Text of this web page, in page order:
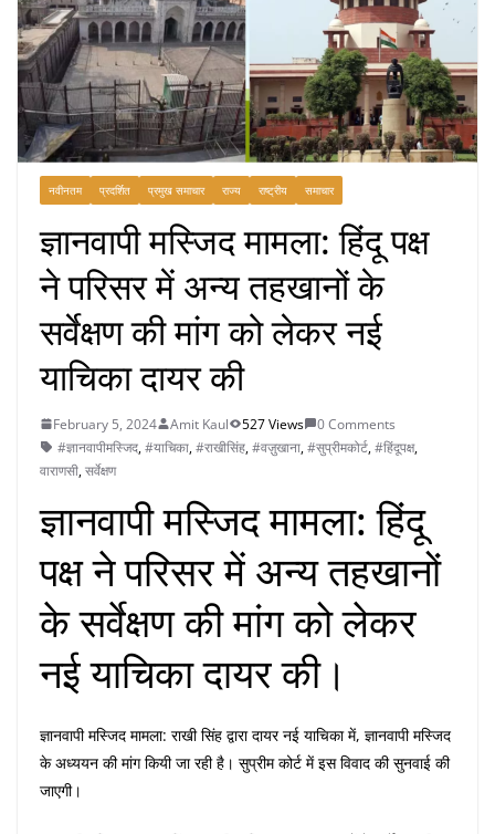
नवीनतम प्रदर्शित प्रमुख समाचार राज्य राष्ट्रीय समाचार
ज्ञानवापी मस्जिद मामला: हिंदू पक्ष
ने परिसर में अन्य तहखानों के
सर्वेक्षण की मांग को लेकर नई
याचिका दायर की
February 5, 2024 Amit Kaul 527 Views
0 Comments
#ज्ञानवापीमस्जिद,#याचिका,#राखीसिंह,#वज़ुखाना,#सुप्रीमकोर्ट,#हिंदूपक्ष,
वाराणसी,सर्वेक्षण
ज्ञानवापी मस्जिद मामला: हिंदू
पक्ष ने परिसर में अन्य तहखानों
के सर्वेक्षण की मांग को लेकर
नई याचिका दायर की।
ज्ञानवापी मस्जिद मामला: राखी सिंह द्वारा दायर नई याचिका में, ज्ञानवापी मस्जिद
के अध्ययन की मांग कियी जा रही है। सुप्रीम कोर्ट में इस विवाद की सुनवाई की
जाएगी।